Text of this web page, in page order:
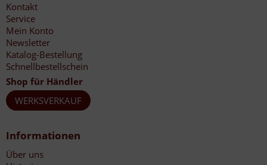
Kontakt
Service
Mein Konto
Newsletter
Katalog-Bestellung
Schnellbestellschein
Shop für Händler
WERKSVERKAUF
Informationen
Über uns